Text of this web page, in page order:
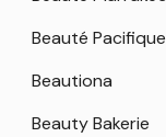
Beauté Pacifique
Beautiona
Beauty Bakerie